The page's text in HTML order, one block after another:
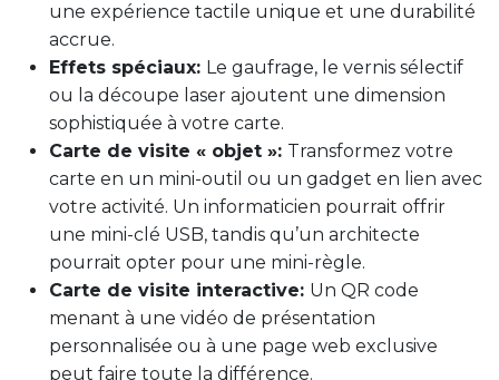
une expérience tactile unique et une durabilité
accrue.
Effets spéciaux: Le gaufrage, le vernis sélectif
ou la découpe laser ajoutent une dimension
sophistiquée à votre carte.
Carte de visite « objet »: Transformez votre
carte en un mini-outil ou un gadget en lien avec
votre activité. Un informaticien pourrait offrir
une mini-clé USB, tandis qu’un architecte
pourrait opter pour une mini-règle.
Carte de visite interactive: Un QR code
menant à une vidéo de présentation
personnalisée ou à une page web exclusive
peut faire toute la différence.